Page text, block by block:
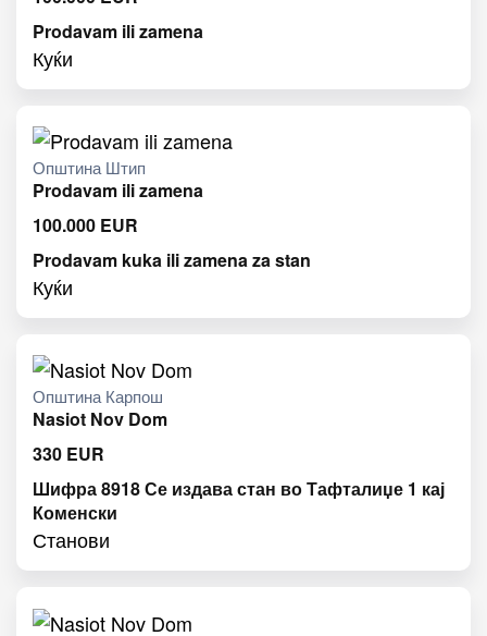
Prodavam ili zamena
Куќи
Општина Штип
Prodavam ili zamena
100.000 EUR
Prodavam kuka ili zamena za stan
Куќи
Општина Карпош
Nasiot Nov Dom
330 EUR
Шифра 8918 Се издава стан во Тафталиџе 1 кај
Коменски
Станови